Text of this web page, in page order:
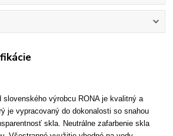
slovenského výrobcu RONA je kvalitný a
je vypracovaný do dokonalosti so snahou
skla. Neutrálne zafarbenie skla